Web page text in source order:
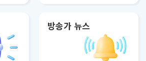
방송가 뉴스